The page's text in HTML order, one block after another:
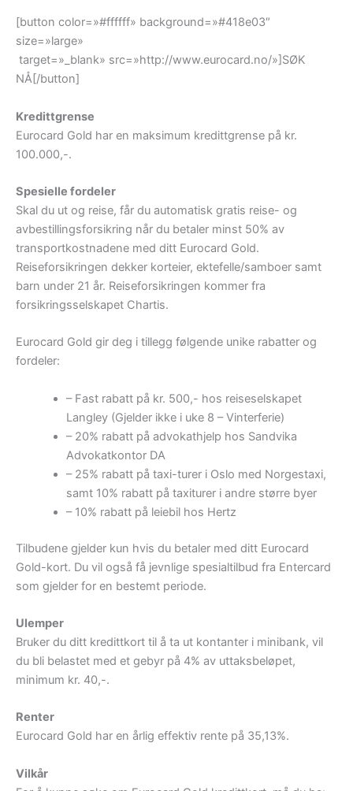
[button color=»#ffffff» background=»#418e03″
size=»large»
target=»_blank» src=»http://www.eurocard.no/»]SØK
NÅ[/button]
Kredittgrense
Eurocard Gold har en maksimum kredittgrense på kr.
100.000,-.
Spesielle fordeler
Skal du ut og reise, får du automatisk gratis reise- og
avbestillingsforsikring når du betaler minst 50% av
transportkostnadene med ditt Eurocard Gold.
Reiseforsikringen dekker korteier, ektefelle/samboer samt
barn under 21 år. Reiseforsikringen kommer fra
forsikringsselskapet Chartis.
Eurocard Gold gir deg i tillegg følgende unike rabatter og
fordeler:
– Fast rabatt på kr. 500,- hos reiseselskapet
Langley (Gjelder ikke i uke 8 – Vinterferie)
– 20% rabatt på advokathjelp hos Sandvika
Advokatkontor DA
– 25% rabatt på taxi-turer i Oslo med Norgestaxi,
samt 10% rabatt på taxiturer i andre større byer
– 10% rabatt på leiebil hos Hertz
Tilbudene gjelder kun hvis du betaler med ditt Eurocard
Gold-kort. Du vil også få jevnlige spesialtilbud fra Entercard
som gjelder for en bestemt periode.
Ulemper
Bruker du ditt kredittkort til å ta ut kontanter i minibank, vil
du bli belastet med et gebyr på 4% av uttaksbeløpet,
minimum kr. 40,-.
Renter
Eurocard Gold har en årlig effektiv rente på 35,13%.
Vilkår